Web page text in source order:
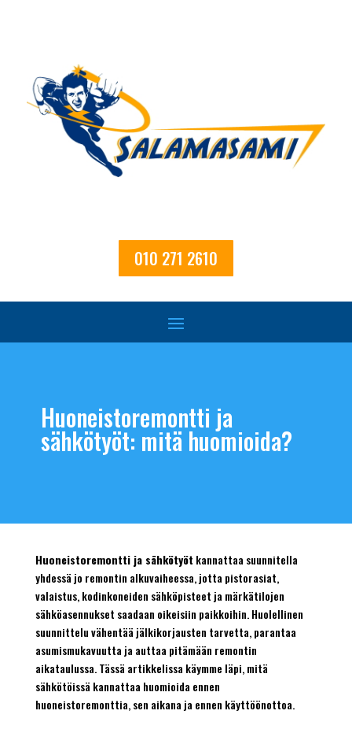
010 271 2610
Huoneistoremontti ja
sähkötyöt: mitä huomioida?
Huoneistoremontti ja sähkötyöt kannattaa suunnitella
yhdessä jo remontin alkuvaiheessa, jotta pistorasiat,
valaistus, kodinkoneiden sähköpisteet ja märkätilojen
sähköasennukset saadaan oikeisiin paikkoihin. Huolellinen
suunnittelu vähentää jälkikorjausten tarvetta, parantaa
asumismukavuutta ja auttaa pitämään remontin
aikataulussa. Tässä artikkelissa käymme läpi, mitä
sähkötöissä kannattaa huomioida ennen
huoneistoremonttia, sen aikana ja ennen käyttöönottoa.